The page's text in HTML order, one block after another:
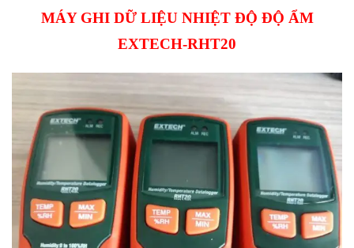
MÁY GHI DỮ LIỆU NHIỆT ĐỘ ĐỘ ẨM
EXTECH-RHT20